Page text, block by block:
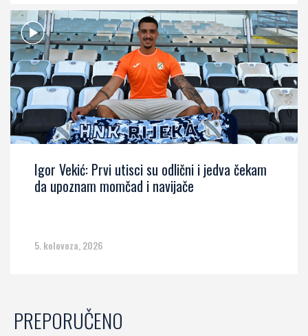
Igor Vekić: Prvi utisci su odlični i jedva čekam
da upoznam momčad i navijače
5. kolovoza, 2026
PREPORUČENO